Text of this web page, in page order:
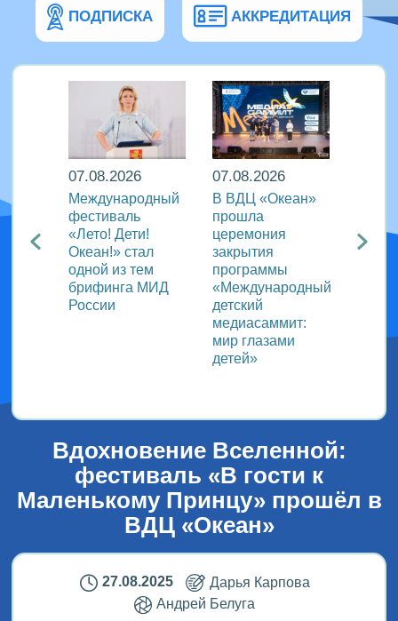
ПОДПИСКА АККРЕДИТАЦИЯ
07.08.2026
Международный
фестиваль
«Лето! Дети!
Океан!» стал
одной из тем
брифинга МИД
России
07.08.2026
В ВДЦ «Океан»
прошла
церемония
закрытия
программы
«Международный
детский
медиасаммит:
мир глазами
детей»
VIII
Вдохновение Вселенной:
фестиваль «В гости к
Маленькому Принцу» прошёл в
ВДЦ «Океан»
27.08.2025
Дарья Карпова
Андрей Белуга